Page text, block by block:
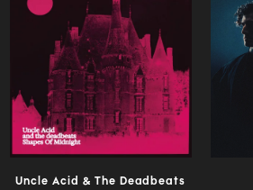
Uncle Acid & The Deadbeats